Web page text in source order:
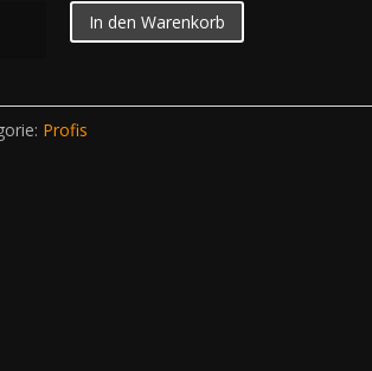
In den Warenkorb
Profis